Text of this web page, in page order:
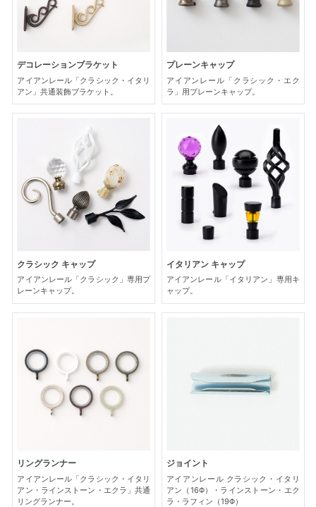
デコレーションブラケット
アイアンレール「クラシック・イタリ
アン」共通装飾ブラケット。
プレーンキャップ
アイアンレール「クラシック・エク
ラ」用プレーンキャップ。
クラシック キャップ
アイアンレール「クラシック」専用プ
レーンキャップ。
イタリアン キャップ
アイアンレール「イタリアン」専用キ
ャップ。
リングランナー
アイアンレール「クラシック・イタリ
アン・ラインストーン・エクラ」共通
リングランナー。
ジョイント
アイアンレール クラシック・イタリ
アン（16Φ）・ラインストーン・エク
ラ・ラフィン（19Φ）